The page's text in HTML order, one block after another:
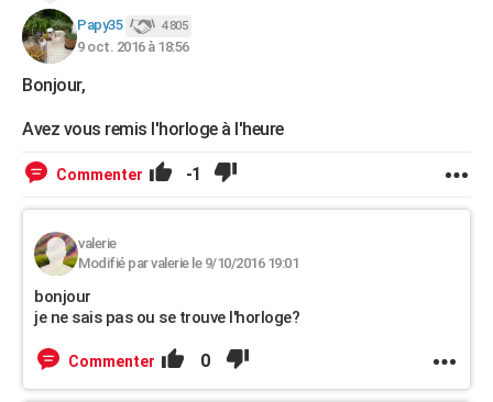
Papy35 4 805
9 oct. 2016 à 18:56
Bonjour,
Avez vous remis l'horloge à l'heure
Commenter -1
valerie
Modifié par valerie le 9/10/2016 19:01
bonjour
je ne sais pas ou se trouve l'horloge?
Commenter 0